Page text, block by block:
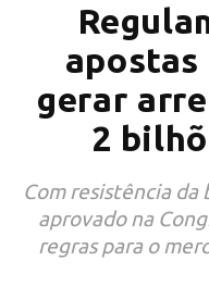
gerar
2
Com resistência
aprovado na
regras para o